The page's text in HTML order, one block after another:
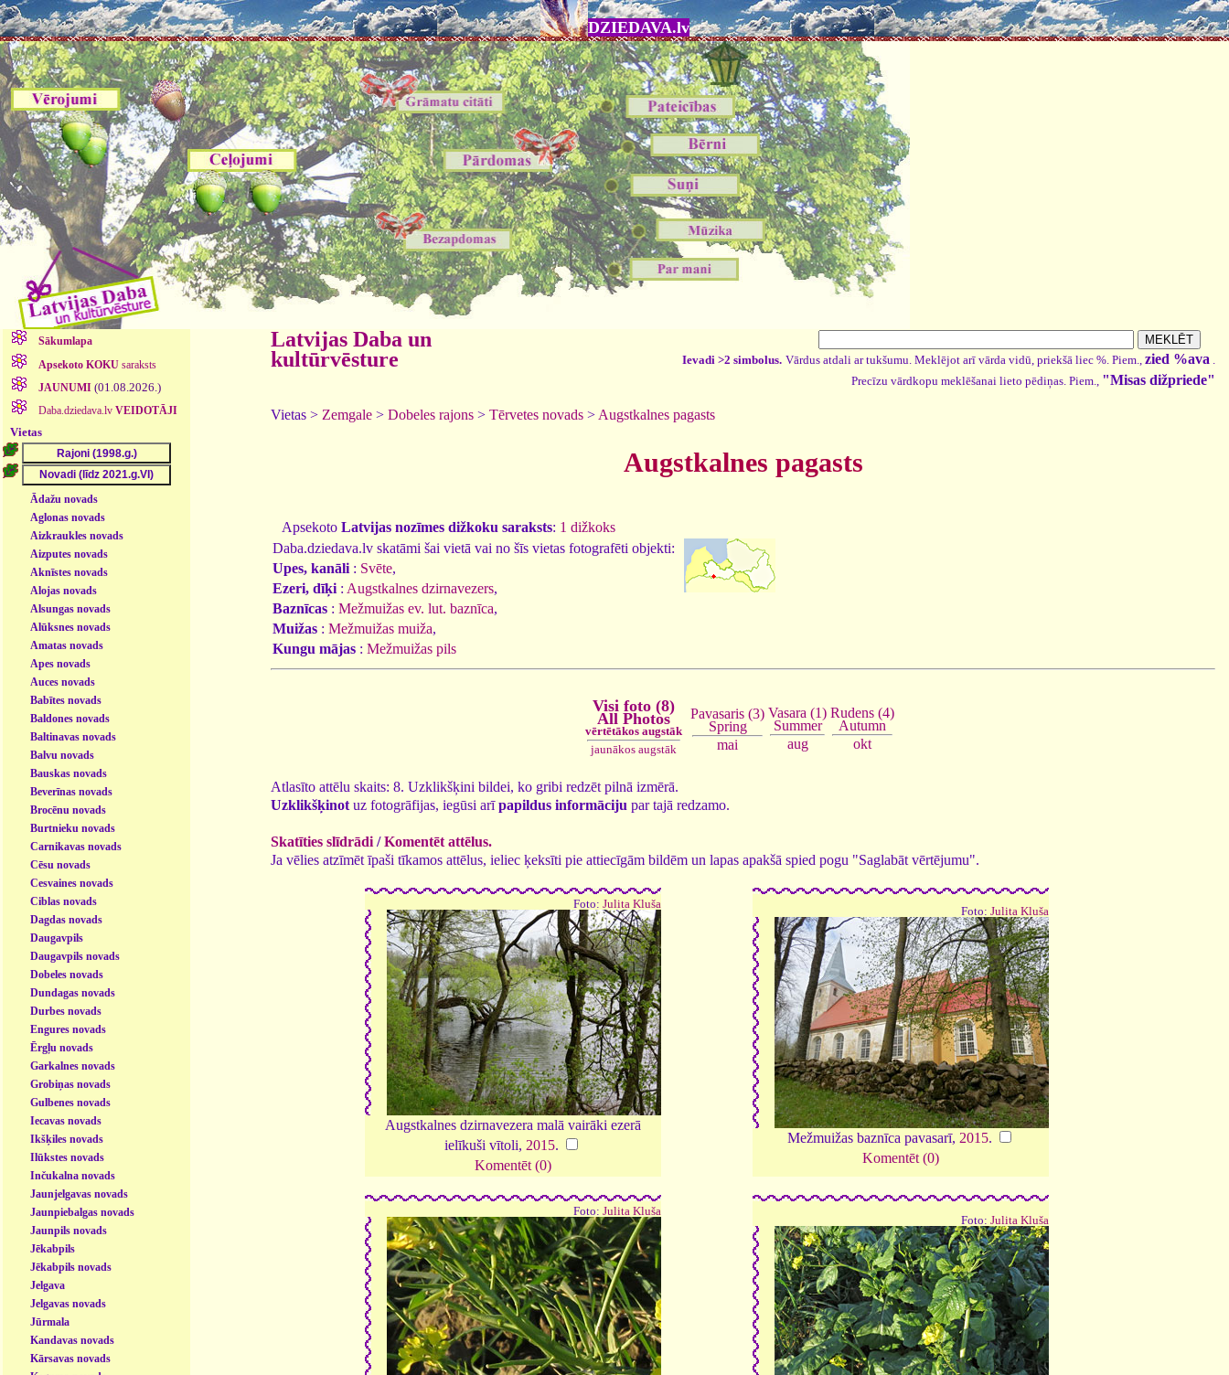
DZIEDAVA.lv
Sākumlapa
Apsekoto KOKUsaraksts
JAUNUMI (01.08.2026.)
Daba.dziedava.lv VEIDOTĀJI
Vietas
Ādažu novads
Aglonas novads
Aizkraukles novads
Aizputes novads
Aknīstes novads
Alojas novads
Alsungas novads
Alūksnes novads
Amatas novads
Apes novads
Auces novads
Babītes novads
Baldones novads
Baltinavas novads
Balvu novads
Bauskas novads
Beverīnas novads
Brocēnu novads
Burtnieku novads
Carnikavas novads
Cēsu novads
Cesvaines novads
Ciblas novads
Dagdas novads
Daugavpils
Daugavpils novads
Dobeles novads
Dundagas novads
Durbes novads
Engures novads
Ērgļu novads
Garkalnes novads
Grobiņas novads
Gulbenes novads
Iecavas novads
Ikšķiles novads
Ilūkstes novads
Inčukalna novads
Jaunjelgavas novads
Jaunpiebalgas novads
Jaunpils novads
Jēkabpils
Jēkabpils novads
Jelgava
Jelgavas novads
Jūrmala
Kandavas novads
Kārsavas novads
Latvijas Daba un
kultūrvēsture
Ievadi >2 simbolus. Vārdus atdali ar tukšumu. Meklējot arī vārda vidū, priekšā liec %. Piem., zied %ava .
Precīzu vārdkopu meklēšanai lieto pēdiņas. Piem., "Misas dižpriede"
Vietas > Zemgale > Dobeles rajons > Tērvetes novads > Augstkalnes pagasts
Augstkalnes pagasts
Apsekoto Latvijas nozīmes dižkoku saraksts: 1 dižkoks
Daba.dziedava.lv skatāmi šai vietā vai no šīs vietas fotografēti objekti:
Upes, kanāli : Svēte,
Ezeri, dīķi : Augstkalnes dzirnavezers,
Baznīcas : Mežmuižas ev. lut. baznīca,
Muižas : Mežmuižas muiža,
Kungu mājas : Mežmuižas pils
Visi foto (8)
All Photos
vērtētākos augstāk
jaunākos augstāk
Pavasaris (3)
Spring
mai
Vasara (1)
Summer
aug
Rudens (4)
Autumn
okt
Atlasīto attēlu skaits: 8. Uzklikšķini bildei, ko gribi redzēt pilnā izmērā.
Uzklikšķinot uz fotogrāfijas, iegūsi arīpapildus informāciju par tajā redzamo.
Skatīties slīdrādi /Komentēt attēlus.
Ja vēlies atzīmēt īpaši tīkamos attēlus, ieliec ķeksīti pie attiecīgām bildēm un lapas apakšā spied pogu "Saglabāt vērtējumu".
Foto: Julita Kluša
Augstkalnes dzirnavezera malā vairāki ezerā
ielīkuši vītoli, 2015.
Komentēt (0)
Foto: Julita Kluša
Mežmuižas baznīca pavasarī, 2015.
Komentēt (0)
Foto: Julita Kluša
Foto: Julita Kluša